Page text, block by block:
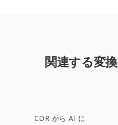
関連する変換
CDR から AI に